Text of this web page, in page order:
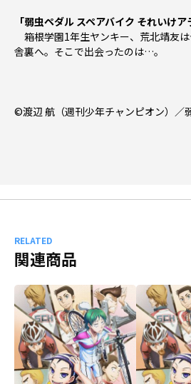
「弱虫ペダル スペアバイク それいけア
箱根学園1年生ヤンキー、荒北靖友
舎裏へ。そこで出会ったのは…。
©渡辺 航（週刊少年チャンピオン）／
RELATED
関連商品